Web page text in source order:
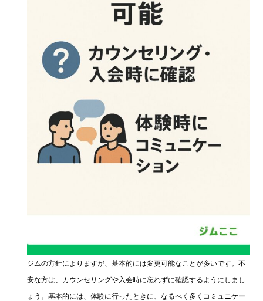
ジムの方針によりますが、基本的には変更可能なことが多いです。不
安な方は、カウンセリングや入会時に忘れずに確認するようにしまし
ょう。基本的には、体験に行ったときに、なるべく多くコミュニケー